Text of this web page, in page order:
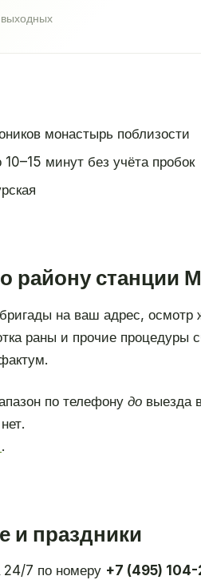
монастырь поблизости
минут без учёта пробок
району станции
на ваш адрес, осмотр
раны и прочие
по телефону до выезда
.
и праздники
24/7 по номеру +7 (495)